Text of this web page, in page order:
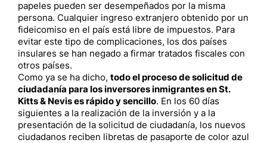
papeles pueden ser desempeñados por la misma
persona. Cualquier ingreso extranjero obtenido por un
fideicomiso en el país está libre de impuestos. Para
evitar este tipo de complicaciones, los dos países
insulares se han negado a firmar tratados fiscales con
otros países.
Como ya se ha dicho, todo el proceso de solicitud de
ciudadanía para los inversores inmigrantes en St.
Kitts & Nevis es rápido y sencillo. En los 60 días
siguientes a la realización de la inversión y a la
presentación de la solicitud de ciudadanía, los nuevos
ciudadanos reciben libretas de pasaporte de color azul